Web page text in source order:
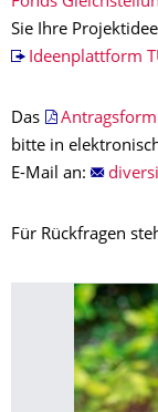
Sie Ihre
Ideenplattform
Das
bitte in
E-Mail an:
Für Rückfragen